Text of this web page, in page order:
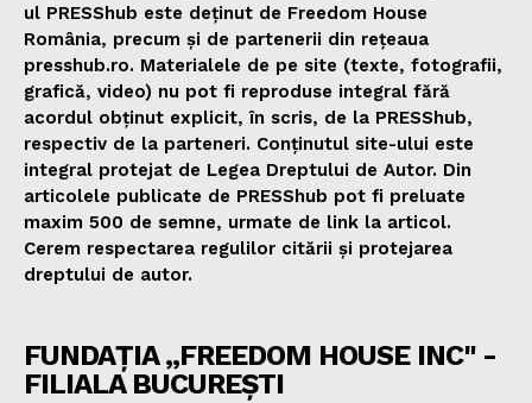
ul PRESShub este deținut de Freedom House
România, precum și de partenerii din rețeaua
presshub.ro. Materialele de pe site (texte, fotografii,
grafică, video) nu pot fi reproduse integral fără
acordul obținut explicit, în scris, de la PRESShub,
respectiv de la parteneri. Conținutul site-ului este
integral protejat de Legea Dreptului de Autor. Din
articolele publicate de PRESShub pot fi preluate
maxim 500 de semne, urmate de link la articol.
Cerem respectarea regulilor citării și protejarea
dreptului de autor.
FUNDAȚIA „FREEDOM HOUSE INC" -
FILIALA BUCUREȘTI